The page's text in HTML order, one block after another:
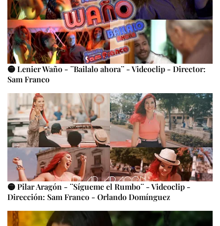
🟡 Lenier Waño - ¨Bailalo ahora¨ - Videoclip - Director:
Sam Franco
🟡 Pilar Aragón - ¨Sígueme el Rumbo¨ - Videoclip -
Dirección: Sam Franco - Orlando Domínguez